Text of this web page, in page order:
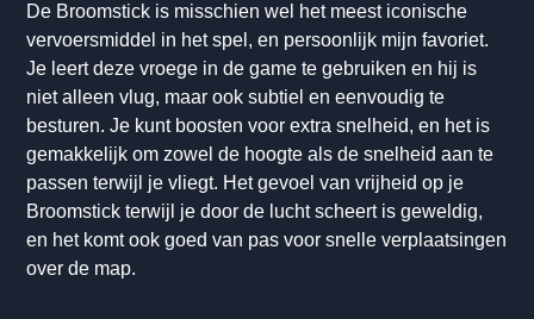
De Broomstick is misschien wel het meest iconische
vervoersmiddel in het spel, en persoonlijk mijn favoriet.
Je leert deze vroege in de game te gebruiken en hij is
niet alleen vlug, maar ook subtiel en eenvoudig te
besturen. Je kunt boosten voor extra snelheid, en het is
gemakkelijk om zowel de hoogte als de snelheid aan te
passen terwijl je vliegt. Het gevoel van vrijheid op je
Broomstick terwijl je door de lucht scheert is geweldig,
en het komt ook goed van pas voor snelle verplaatsingen
over de map.